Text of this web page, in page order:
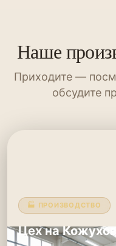
Наше
Приходите —
обсудите
🏭 ПРОИЗВОДСТВО
Цех на